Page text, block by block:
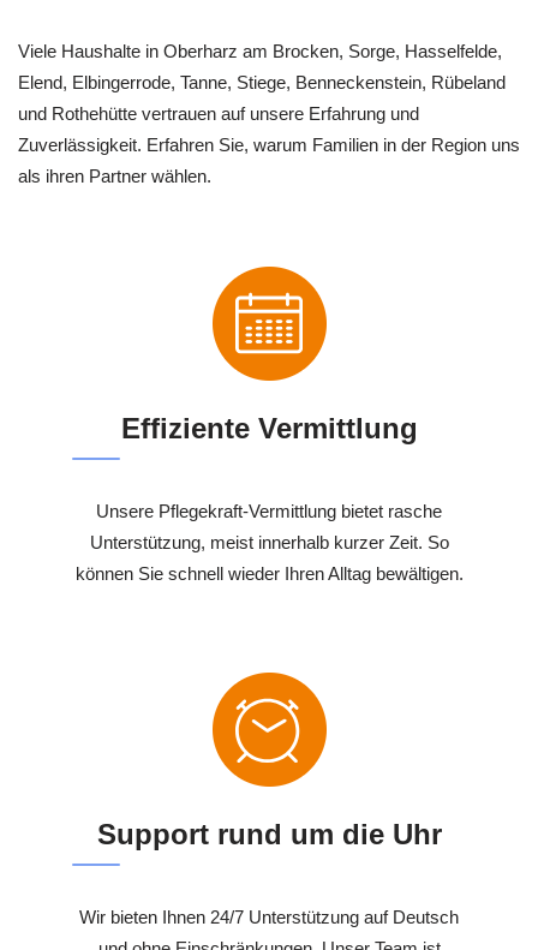
Viele Haushalte in Oberharz am Brocken, Sorge, Hasselfelde,
Elend, Elbingerrode, Tanne, Stiege, Benneckenstein, Rübeland
und Rothehütte vertrauen auf unsere Erfahrung und
Zuverlässigkeit. Erfahren Sie, warum Familien in der Region uns
als ihren Partner wählen.
Effiziente Vermittlung
Unsere Pflegekraft-Vermittlung bietet rasche
Unterstützung, meist innerhalb kurzer Zeit. So
können Sie schnell wieder Ihren Alltag bewältigen.
Support rund um die Uhr
Wir bieten Ihnen 24/7 Unterstützung auf Deutsch